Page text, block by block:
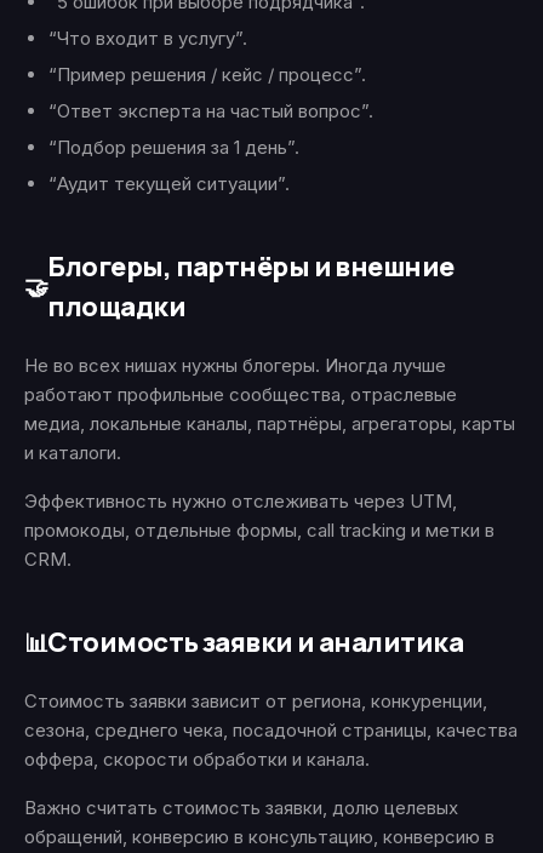
“Что входит в услугу”.
“Пример решения / кейс / процесс”.
“Ответ эксперта на частый вопрос”.
“Подбор решения за 1 день”.
“Аудит текущей ситуации”.
🤝
Блогеры, партнёры и внешние
площадки
Не во всех нишах нужны блогеры. Иногда лучше
работают профильные сообщества, отраслевые
медиа, локальные каналы, партнёры, агрегаторы, карты
и каталоги.
Эффективность нужно отслеживать через UTM,
промокоды, отдельные формы, call tracking и метки в
CRM.
📊Стоимость заявки и аналитика
Стоимость заявки зависит от региона, конкуренции,
сезона, среднего чека, посадочной страницы, качества
оффера, скорости обработки и канала.
Важно считать стоимость заявки, долю целевых
обращений, конверсию в консультацию, конверсию в